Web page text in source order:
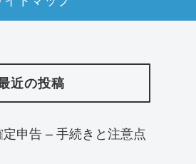
近の投稿
申告 – 手続きと注意点